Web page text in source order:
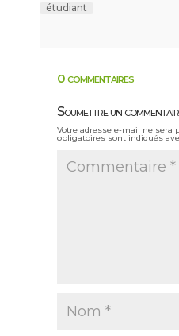
étudiant
0 commentaires
Soumettre un
Votre adresse e-mail ne sera
obligatoires sont indiqués